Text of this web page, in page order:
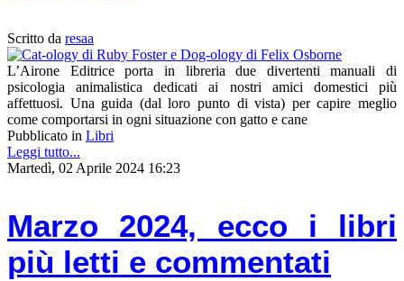
Scritto da resaa
L’Airone Editrice porta in libreria due divertenti manuali di
psicologia animalistica dedicati ai nostri amici domestici più
affettuosi. Una guida (dal loro punto di vista) per capire meglio
come comportarsi in ogni situazione con gatto e cane
Pubblicato in Libri
Leggi tutto...
Martedì, 02 Aprile 2024 16:23
Marzo 2024, ecco i libri
più letti e commentati